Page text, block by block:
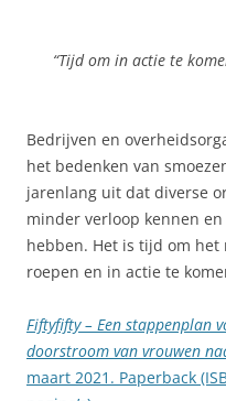
“Tijd om in actie te
Bedrijven en
het bedenken van
jarenlang uit dat diverse
minder verloop kennen
hebben. Het is tijd om het
roepen en in actie te
Fiftyfifty – Een stappenplan
doorstroom van vrouwen
maart 2021. Paperback